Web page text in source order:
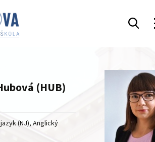
(HUB)
(NJ), Anglický